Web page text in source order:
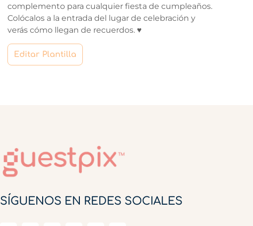
complemento para cualquier fiesta de cumpleaños.
Colócalos a la entrada del lugar de celebración y
verás cómo llegan de recuerdos. ♥
Editar Plantilla
SÍGUENOS EN REDES SOCIALES